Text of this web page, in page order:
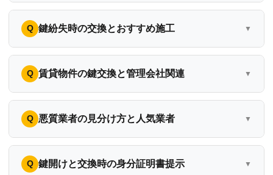
鍵紛失時の交換とおすすめ施工
賃貸物件の鍵交換と管理会社関連
悪質業者の見分け方と人気業者
鍵開けと交換時の身分証明書提示